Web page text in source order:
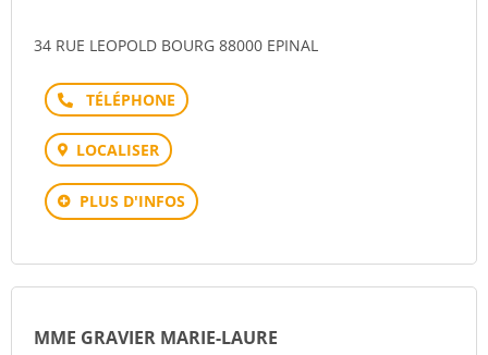
34 RUE LEOPOLD BOURG 88000 EPINAL
Téléphone
LOCALISER
PLUS D'INFOS
MME GRAVIER MARIE-LAURE